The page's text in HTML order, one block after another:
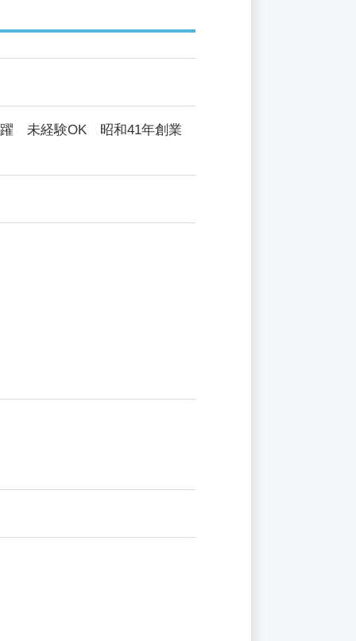
未経験OK 昭和41年創業